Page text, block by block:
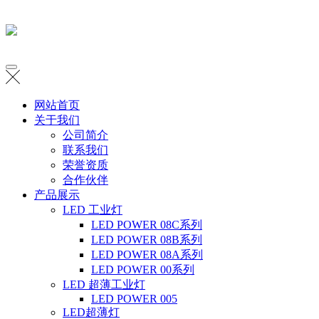
网站首页
关于我们
公司简介
联系我们
荣誉资质
合作伙伴
产品展示
LED 工业灯
LED POWER 08C系列
LED POWER 08B系列
LED POWER 08A系列
LED POWER 00系列
LED 超薄工业灯
LED POWER 005
LED超薄灯